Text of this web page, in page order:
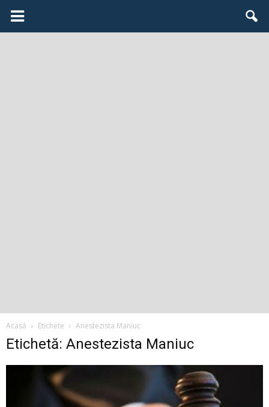
Acasă Etichete Anestezista Maniuc
Etichetă: Anestezista Maniuc